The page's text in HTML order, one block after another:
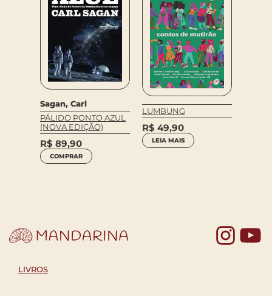
Sagan, Carl
PÁLIDO PONTO AZUL
(NOVA EDIÇÃO)
R$ 89,90
COMPRAR
LUMBUNG
R$ 49,90
LEIA MAIS
LIVROS